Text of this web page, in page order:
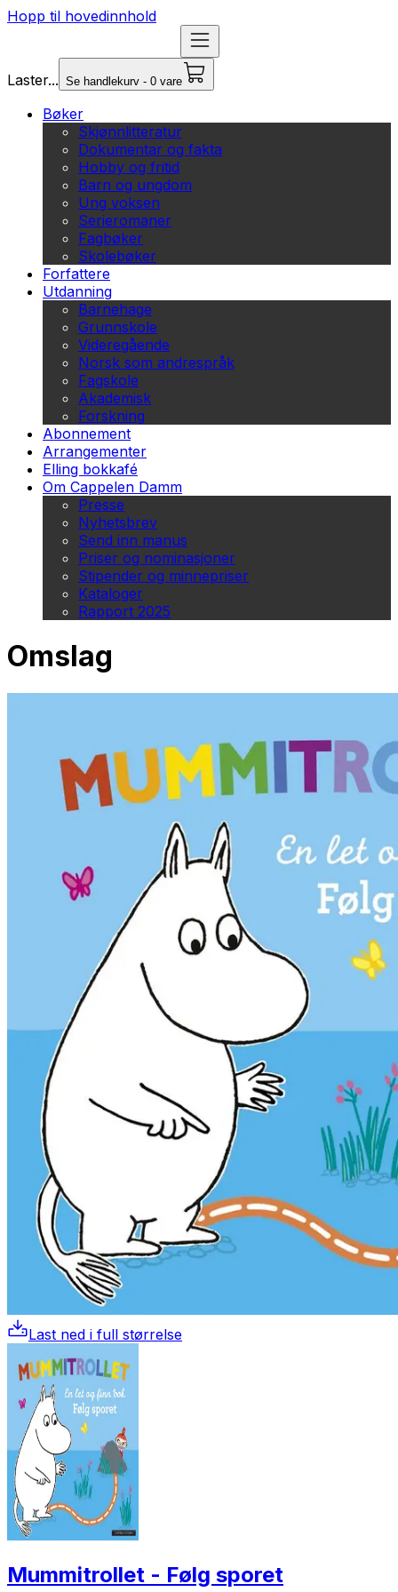
Hopp til hovedinnhold
Laster... Se handlekurv - 0 vare
Bøker
Skjønnlitteratur
Dokumentar og fakta
Hobby og fritid
Barn og ungdom
Ung voksen
Serieromaner
Fagbøker
Skolebøker
Forfattere
Utdanning
Barnehage
Grunnskole
Videregående
Norsk som andrespråk
Fagskole
Akademisk
Forskning
Abonnement
Arrangementer
Elling bokkafé
Om Cappelen Damm
Presse
Nyhetsbrev
Send inn manus
Priser og nominasjoner
Stipender og minnepriser
Kataloger
Rapport 2025
Omslag
Last ned i full størrelse
Mummitrollet - Følg sporet